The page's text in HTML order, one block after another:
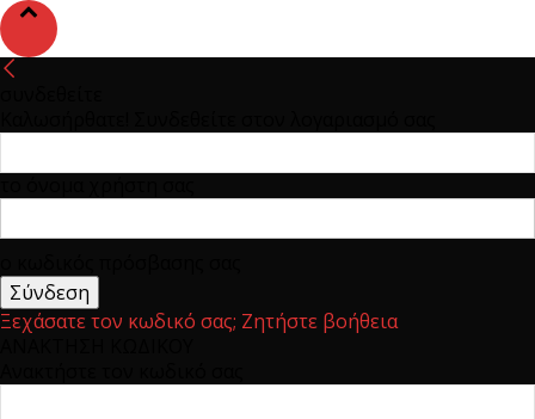
Ξεχάσατε τον κωδικό σας; Ζητήστε βοήθεια